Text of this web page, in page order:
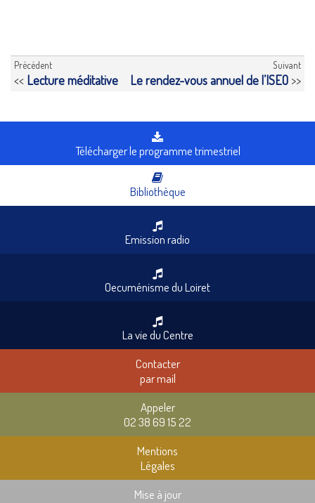
Précédent
<< Lecture méditative
Suivant
Le rendez-vous annuel de l’ISEO >>
Télécharger le programme trimestriel
Bibliothèque
Emission radio
Oecuménisme du Loiret
La vie du Centre
Contacter
par mail
Appeler
02 38 69 15 22
Mentions
Légales
Mise à jour